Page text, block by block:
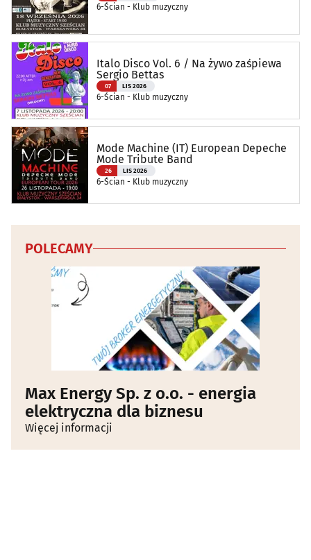
6-Ścian - Klub muzyczny
Italo Disco Vol. 6 / Na żywo zaśpiewa
Sergio Bettas
07 LIS 2026
6-Ścian - Klub muzyczny
Mode Machine (IT) European Depeche
Mode Tribute Band
26 LIS 2026
6-Ścian - Klub muzyczny
POLECAMY
Max Energy Sp. z o.o. - energia
elektryczna dla biznesu
Więcej informacji